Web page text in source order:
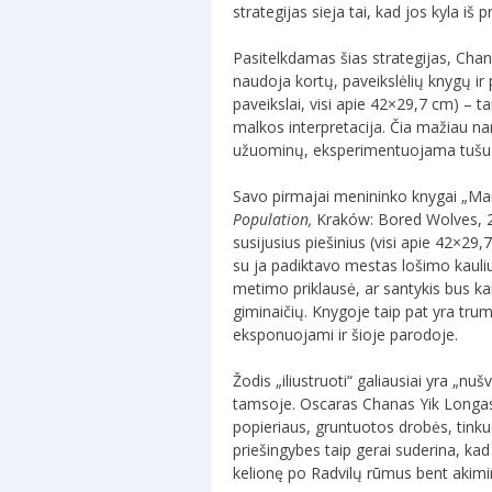
strategijas sieja tai, kad jos kyla iš
Pasitelkdamas šias strategijas,
naudoja kortų, paveikslėlių knygų ir
paveikslai, visi apie 42×29,7 cm) –
malkos interpretacija. Čia mažiau
užuominų, eksperimentuojama
Savo pirmajai menininko knygai
Population, Kraków: Bored Wolves,
susijusius piešinius (visi apie
su ja padiktavo mestas lošimo
metimo priklausė, ar santykis bus
giminaičių. Knygoje taip pat yra
eksponuojami ir šioje parodoje.
Žodis „iliustruoti“ galiausiai yra
tamsoje. Oscaras Chanas Yik
popieriaus, gruntuotos drobės,
priešingybes taip gerai suderina,
kelionę po Radvilų rūmus bent